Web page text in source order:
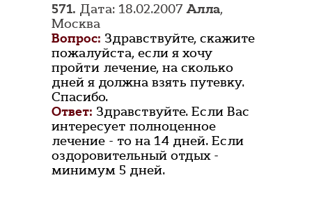
571. Дата: 18.02.2007Алла,
Москва
Вопрос: Здравствуйте, скажите
пожалуйста, если я хочу
пройти лечение, на сколько
дней я должна взять путевку.
Спасибо.
Ответ: Здравствуйте. Если Вас
интересует полноценное
лечение - то на 14 дней. Если
оздоровительный отдых -
минимум 5 дней.